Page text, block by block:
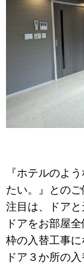
『ホテルのよ
たい。』とのご
注目は、ドアと
ドアをお部屋
枠の入替工事に
ドア３か所の